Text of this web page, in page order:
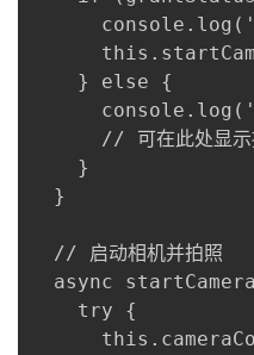
console.log('
    } else {
console.log('
// 可在此处显示
    }
  }
  // 启动相机并拍照
async
    try {